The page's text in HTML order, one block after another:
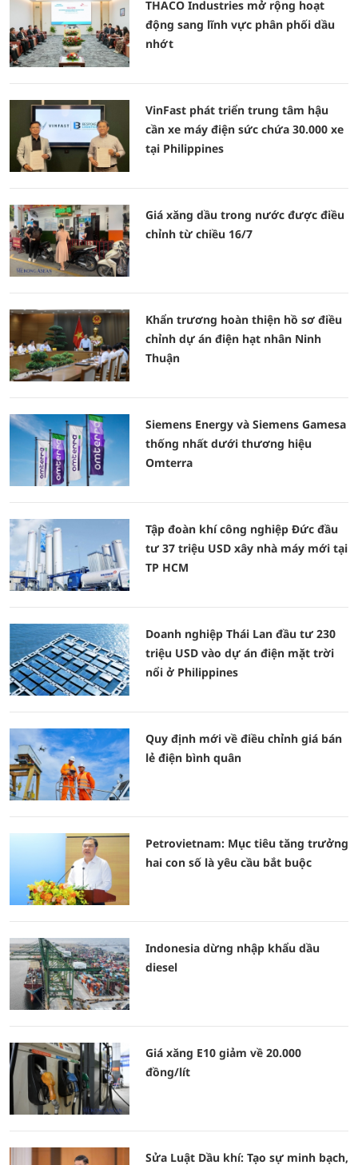
THACO Industries mở rộng hoạt
động sang lĩnh vực phân phối dầu
nhớt
VinFast phát triển trung tâm hậu
cần xe máy điện sức chứa 30.000 xe
tại Philippines
Giá xăng dầu trong nước được điều
chỉnh từ chiều 16/7
Khẩn trương hoàn thiện hồ sơ điều
chỉnh dự án điện hạt nhân Ninh
Thuận
Siemens Energy và Siemens Gamesa
thống nhất dưới thương hiệu
Omterra
Tập đoàn khí công nghiệp Đức đầu
tư 37 triệu USD xây nhà máy mới tại
TP HCM
Doanh nghiệp Thái Lan đầu tư 230
triệu USD vào dự án điện mặt trời
nổi ở Philippines
Quy định mới về điều chỉnh giá bán
lẻ điện bình quân
Petrovietnam: Mục tiêu tăng trưởng
hai con số là yêu cầu bắt buộc
Indonesia dừng nhập khẩu dầu
diesel
Giá xăng E10 giảm về 20.000
đồng/lít
Sửa Luật Dầu khí: Tạo sự minh bạch,